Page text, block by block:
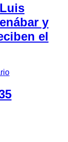
y
el